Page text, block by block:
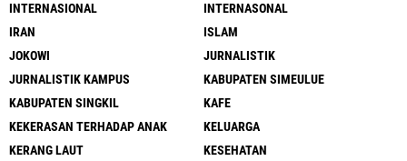
INTERNASIONAL
INTERNASONAL
IRAN
ISLAM
JOKOWI
JURNALISTIK
JURNALISTIK KAMPUS
KABUPATEN SIMEULUE
KABUPATEN SINGKIL
KAFE
KEKERASAN TERHADAP ANAK
KELUARGA
KERANG LAUT
KESEHATAN